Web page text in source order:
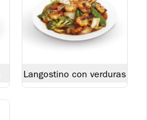
Agua San Luis con Gas 625
Langostino con verduras